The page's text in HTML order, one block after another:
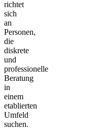
richtet
sich
an
Personen,
die
diskrete
und
professionelle
Beratung
in
einem
etablierten
Umfeld
suchen.